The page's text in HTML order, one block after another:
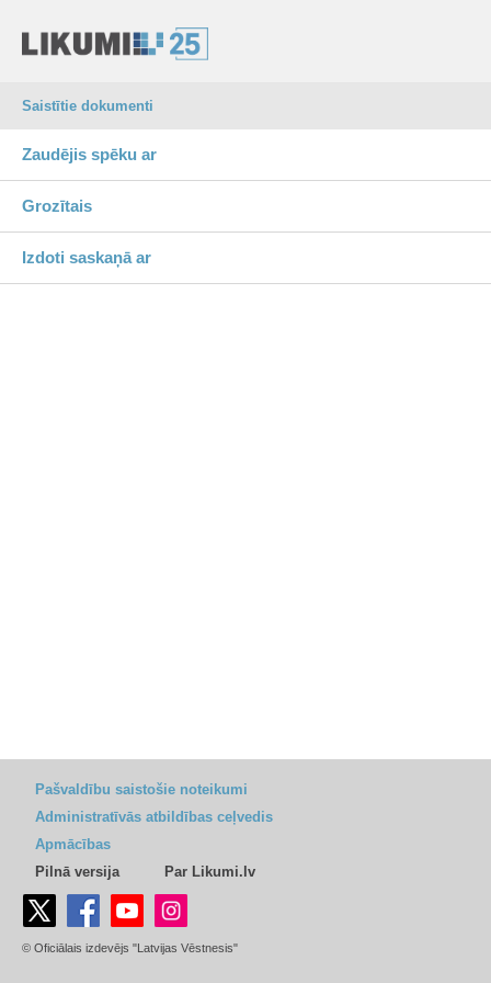
Saistītie dokumenti
Zaudējis spēku ar
Grozītais
Izdoti saskaņā ar
Pašvaldību saistošie noteikumi
Administratīvās atbildības ceļvedis
Apmācības
Pilnā versija
Par Likumi.lv
© Oficiālais izdevējs "Latvijas Vēstnesis"